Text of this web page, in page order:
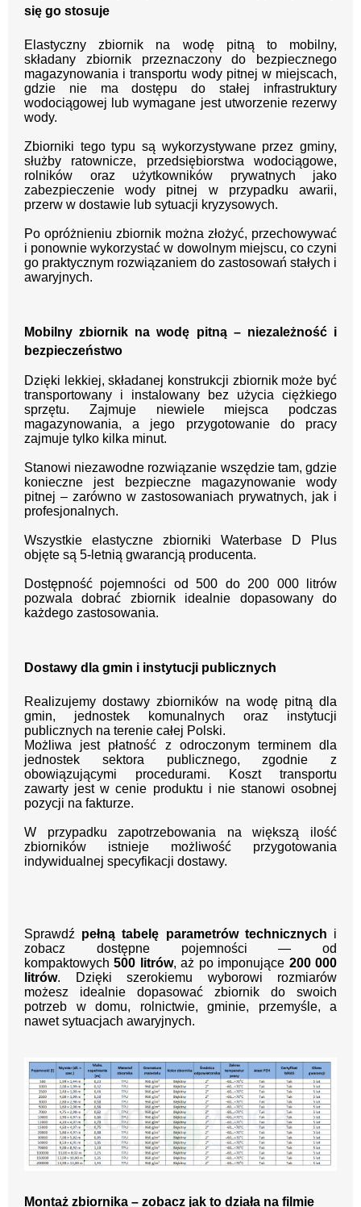
się go stosuje
Elastyczny zbiornik na wodę pitną to mobilny,
składany zbiornik przeznaczony do bezpiecznego
magazynowania i transportu wody pitnej w miejscach,
gdzie nie ma dostępu do stałej infrastruktury
wodociągowej lub wymagane jest utworzenie rezerwy
wody.
Zbiorniki tego typu są wykorzystywane przez gminy,
służby ratownicze, przedsiębiorstwa wodociągowe,
rolników oraz użytkowników prywatnych jako
zabezpieczenie wody pitnej w przypadku awarii,
przerw w dostawie lub sytuacji kryzysowych.
Po opróżnieniu zbiornik można złożyć, przechowywać
i ponownie wykorzystać w dowolnym miejscu, co czyni
go praktycznym rozwiązaniem do zastosowań stałych i
awaryjnych.
Mobilny zbiornik na wodę pitną – niezależność i
bezpieczeństwo
Dzięki lekkiej, składanej konstrukcji zbiornik może być
transportowany i instalowany bez użycia ciężkiego
sprzętu. Zajmuje niewiele miejsca podczas
magazynowania, a jego przygotowanie do pracy
zajmuje tylko kilka minut.
Stanowi niezawodne rozwiązanie wszędzie tam, gdzie
konieczne jest bezpieczne magazynowanie wody
pitnej – zarówno w zastosowaniach prywatnych, jak i
profesjonalnych.
Wszystkie elastyczne zbiorniki Waterbase D Plus
objęte są 5-letnią gwarancją producenta.
Dostępność pojemności od 500 do 200 000 litrów
pozwala dobrać zbiornik idealnie dopasowany do
każdego zastosowania.
Dostawy dla gmin i instytucji publicznych
Realizujemy dostawy zbiorników na wodę pitną dla
gmin, jednostek komunalnych oraz instytucji
publicznych na terenie całej Polski.
Możliwa jest płatność z odroczonym terminem dla
jednostek sektora publicznego, zgodnie z
obowiązującymi procedurami. Koszt transportu
zawarty jest w cenie produktu i nie stanowi osobnej
pozycji na fakturze.
W przypadku zapotrzebowania na większą ilość
zbiorników istnieje możliwość przygotowania
indywidualnej specyfikacji dostawy.
Sprawdź pełną tabelę parametrów technicznych i
zobacz dostępne pojemności — od
kompaktowych500 litrów, aż po imponujące 200 000
litrów. Dzięki szerokiemu wyborowi rozmiarów
możesz idealnie dopasować zbiornik do swoich
potrzeb w domu, rolnictwie, gminie, przemyśle, a
nawet sytuacjach awaryjnych.
Montaż zbiornika – zobacz jak to działa na filmie